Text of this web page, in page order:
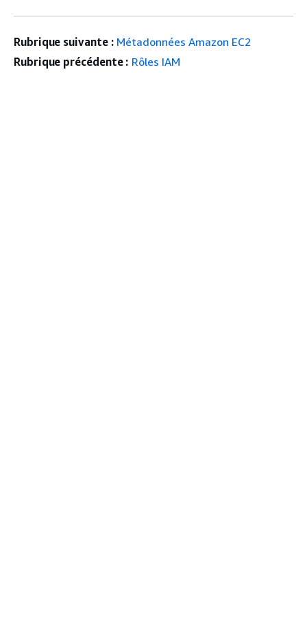
Rubrique suivante : Métadonnées Amazon EC2
Rubrique précédente : Rôles IAM